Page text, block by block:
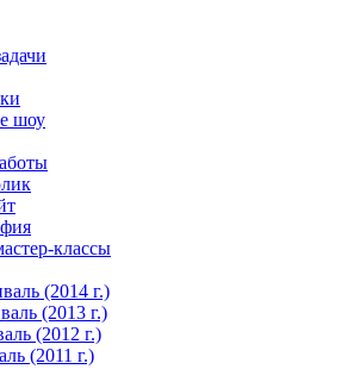
шоу
классы
(2014 г.)
(2013 г.)
(2012 г.)
(2011 г.)